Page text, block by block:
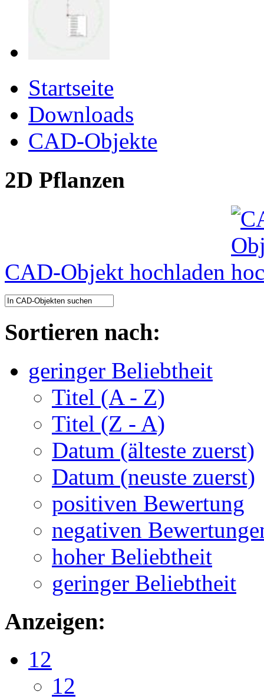
Startseite
Downloads
CAD-Objekte
2D Pflanzen
CAD-Objekt hochladen
Sortieren nach:
geringer Beliebtheit
Titel (A - Z)
Titel (Z - A)
Datum (älteste zuerst)
Datum (neuste zuerst)
positiven Bewertung
negativen
hoher Beliebtheit
geringer Beliebtheit
Anzeigen:
12
12